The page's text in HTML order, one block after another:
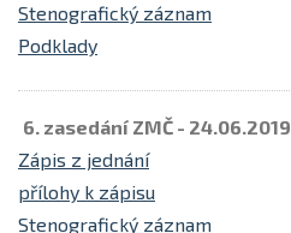
Stenografický záznam
Podklady
6. zasedání ZMČ - 24.06.2019
Zápis z jednání
přílohy k zápisu
Stenografický záznam